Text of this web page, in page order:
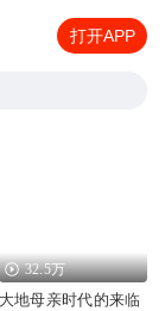
打开APP
32.5万
大地母亲时代的来临